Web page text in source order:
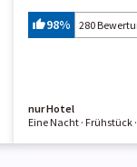
98% 280
nur Hotel
Eine Nacht · Frühstück